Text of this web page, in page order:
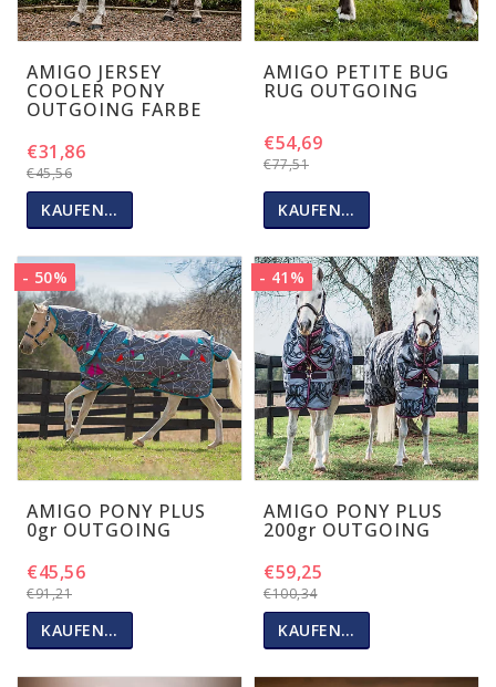
AMIGO JERSEY
COOLER PONY
OUTGOING FARBE
€45,56
€31,86
KAUFEN…
AMIGO PETITE BUG
RUG OUTGOING
€77,51
€54,69
KAUFEN…
- 50%
AMIGO PONY PLUS
0gr OUTGOING
€91,21
€45,56
KAUFEN…
- 41%
AMIGO PONY PLUS
200gr OUTGOING
€100,34
€59,25
KAUFEN…